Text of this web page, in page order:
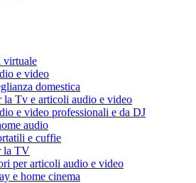
virtuale
e video
domestica
la Tv e articoli audio e video
e video professionali e da DJ
audio
e cuffie
la TV
per articoli audio e video
e home cinema